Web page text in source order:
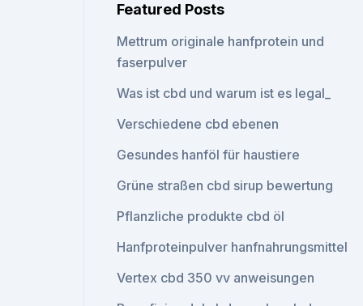
Featured Posts
Mettrum originale hanfprotein und
faserpulver
Was ist cbd und warum ist es legal_
Verschiedene cbd ebenen
Gesundes hanföl für haustiere
Grüne straßen cbd sirup bewertung
Pflanzliche produkte cbd öl
Hanfproteinpulver hanfnahrungsmittel
Vertex cbd 350 vv anweisungen